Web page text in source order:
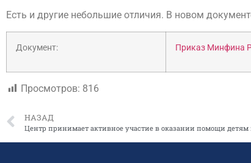
Есть и другие небольшие отличия. В новом
Документ: Приказ Минфина
Просмотров: 816
НАЗАД